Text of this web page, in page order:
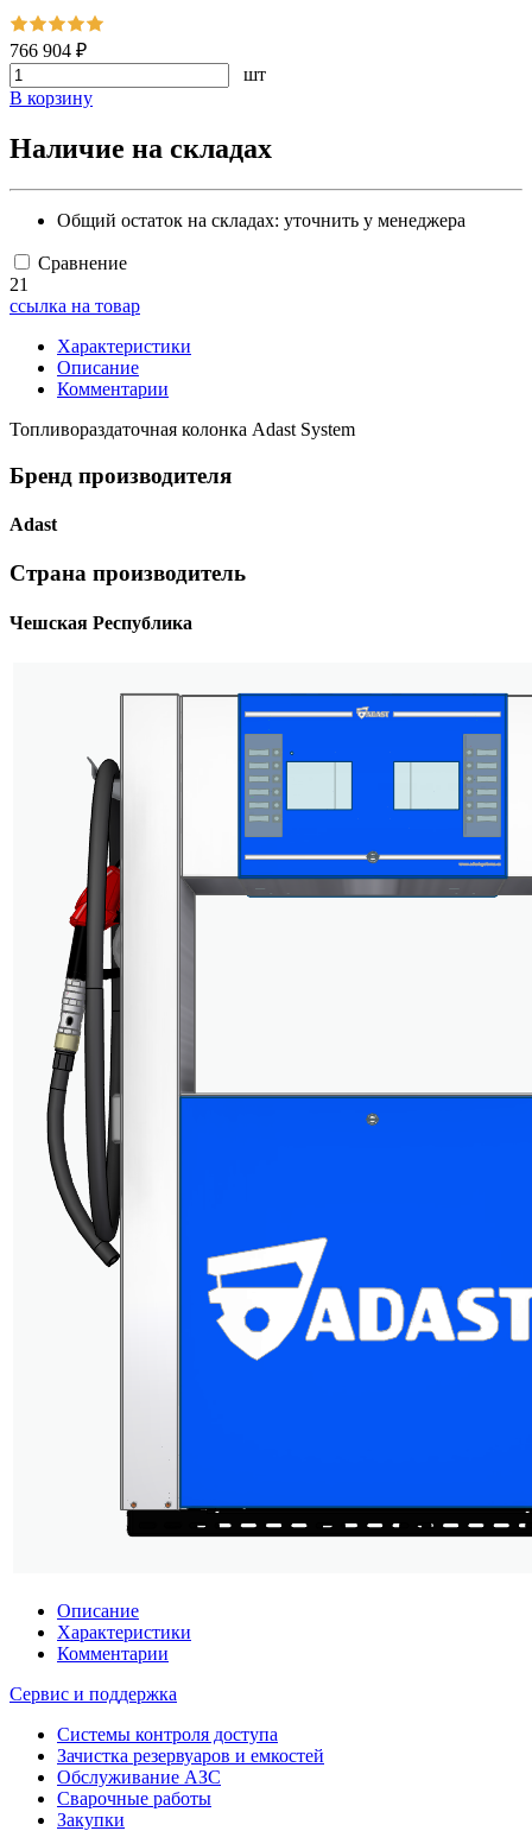
766 904 ₽
шт
В корзину
Наличие на складах
Общий остаток на складах: уточнить у менеджера
Сравнение
21
ссылка на товар
Характеристики
Описание
Комментарии
Топливораздаточная колонка Adast System
Бренд производителя
Adast
Страна производитель
Чешская Республика
Описание
Характеристики
Комментарии
Сервис и поддержка
Системы контроля доступа
Зачистка резервуаров и емкостей
Обслуживание АЗС
Сварочные работы
Закупки